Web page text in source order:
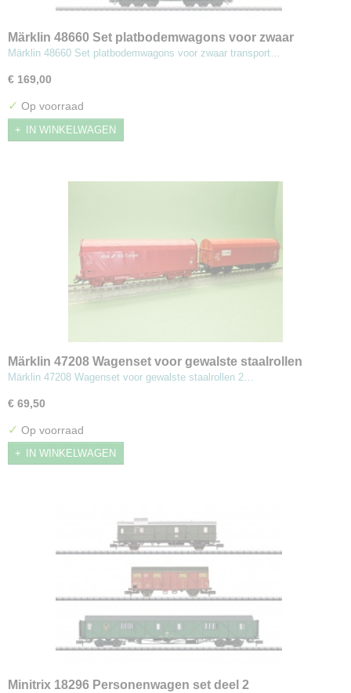
Märklin 48660 Set platbodemwagons voor zwaar
transport type SSyms Köln
Märklin 48660 Set platbodemwagons voor zwaar transport…
€ 169,00
✓ Op voorraad
IN WINKELWAGEN
Märklin 47208 Wagenset voor gewalste staalrollen
Märklin 47208 Wagenset voor gewalste staalrollen 2…
€ 69,50
✓ Op voorraad
IN WINKELWAGEN
Minitrix 18296 Personenwagen set deel 2